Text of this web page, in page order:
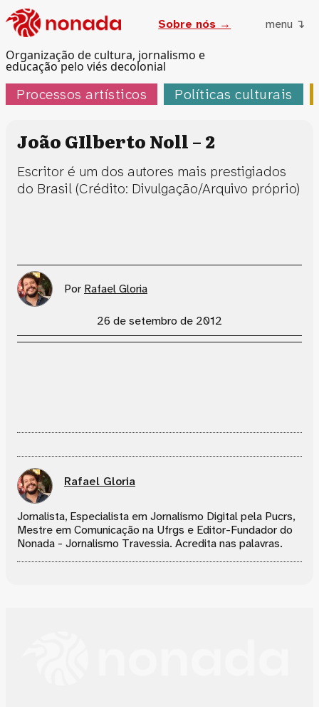
Organização de cultura, jornalismo e
educação pelo viés decolonial
Sobre nós → menu ↴
Processos artísticos Políticas culturais
João GIlberto Noll – 2
Escritor é um dos autores mais prestigiados
do Brasil (Crédito: Divulgação/Arquivo próprio)
Por Rafael Gloria
26 de setembro de 2012
Rafael Gloria
Jornalista, Especialista em Jornalismo Digital pela Pucrs,
Mestre em Comunicação na Ufrgs e Editor-Fundador do
Nonada - Jornalismo Travessia. Acredita nas palavras.